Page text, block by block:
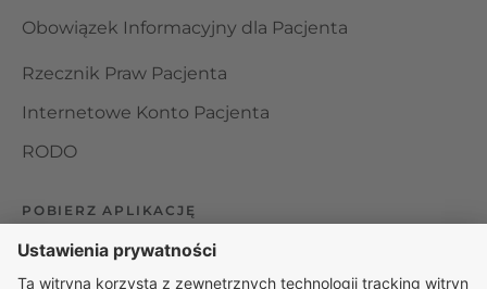
Obowiązek Informacyjny dla Pacjenta
Rzecznik Praw Pacjenta
Internetowe Konto Pacjenta
RODO
POBIERZ APLIKACJĘ